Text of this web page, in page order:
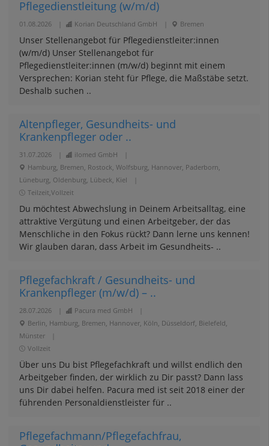
Pflegedienstleitung (w/m/d)
01.08.2026 Korian Deutschland GmbH Bremen
Unser Stellenangebot für Pflegedienstleiter:innen
(w/m/d) Unser Stellenangebot für
Pflegedienstleiter:innen (m/w/d) beginnt mit einem
Versprechen: Korian steht für Pflege, die Maßstäbe setzt.
Deshalb suchen ..
Altenpfleger, Gesundheits- und
Krankenpfleger oder ..
31.07.2026 ilomed GmbH
Hamburg, Bremen, Rostock, Wolfsburg, Hannover, Paderborn,
Lüneburg, Oldenburg, Lübeck, Kiel
Teilzeit,Vollzeit
Du möchtest Abwechslung in Deinem Arbeitsalltag, eine
attraktive Vergütung und einen Arbeitgeber, der das
Menschliche in den Fokus rückt? Dann lerne uns kennen!
Wir glauben daran, dass Arbeit im Gesundheits- ..
Pflegefachkraft / Gesundheits- und
Krankenpfleger (m/w/d) – ..
28.07.2026 Pacura med GmbH
Berlin, Hamburg, Bremen, Hannover, Köln, Düsseldorf, Bielefeld,
Münster
Vollzeit
Über uns Du bist Pflegefachkraft und willst endlich den
Arbeitgeber finden, der wirklich zu Dir passt? Dann lass
uns Dir dabei helfen. Pacura med ist seit 2018 einer der
führenden Personaldienstleister für ..
Pflegefachmann/Pflegefachfrau,